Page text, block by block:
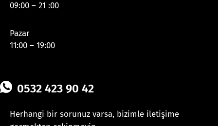
09:00 – 21 :00
Pazar
11:00 – 19:00
0532 423 90 42
Herhangi bir sorunuz varsa, bizimle iletişime